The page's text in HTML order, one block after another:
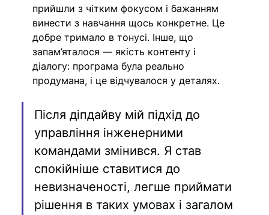
прийшли з чітким фокусом і бажанням
винести з навчання щось конкретне. Це
добре тримало в тонусі. Інше, що
запам’яталося — якість контенту і
діалогу: програма була реально
продумана, і це відчувалося у деталях.
Після діпдайву мій підхід до
управління інженерними
командами змінився. Я став
спокійніше ставитися до
невизначеності, легше приймати
рішення в таких умовах і загалом